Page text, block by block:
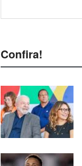
Confira!